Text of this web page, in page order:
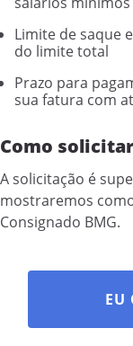
Limite de saque
do limite total
Prazo para
sua fatura com
Como
A solicitação é
mostraremos
Consignado BMG.
EU